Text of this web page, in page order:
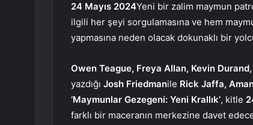
24 Mayıs 2024Yeni bir zalim maymun
ilgili her şeyi sorgulamasına ve hem
yapmasına neden olacak dokunaklı bir
Owen Teague, Freya Allan, Kevin
yazdığı Josh Friedmanile Rick Jaffa,
‘Maymunlar Gezegeni: Yeni Krallık’, kitle
farklı bir maceranın merkezine davet